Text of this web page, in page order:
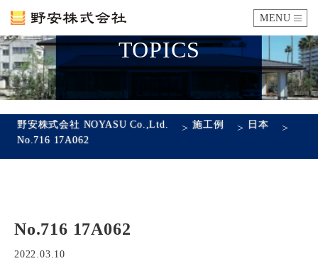
MENU
カタログ
企業情報
会社概要
TOPICS
野安株式会社 NOYASU Co.,Ltd. >施工例 > 日本 >
No.716 17A062
No.716 17A062
2022.03.10